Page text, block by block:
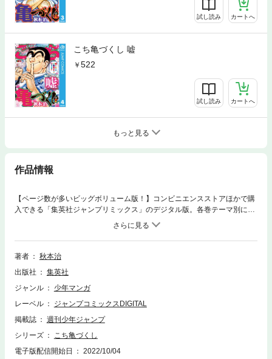
試し読み カートへ
こち亀づくし 嘘
522
試し読み カートへ
もっと見る
作品情報
【ページ数が多いビッグボリューム版！】コンビニエンスストアほかで購
入できる「集英社ジャンプリミックス」のデジタル版。各巻テーマ別に
『こちら葛飾区亀有公園前派出所』のエピソードを収録する『こち亀づく
し』。第1弾『こち亀づくし 金』は、プロデューサー業からトレジャーハ
ンター、占い師などなど…、両さんらしい「金儲け」にまつわるエピソー
ドを合計17本を収録しているぞ。
著者
秋本治
出版社
集英社
ジャンル
少年マンガ
レーベル
ジャンプコミックスDIGITAL
掲載誌
週刊少年ジャンプ
シリーズ
こち亀づくし
電子版配信開始日
2022/10/04